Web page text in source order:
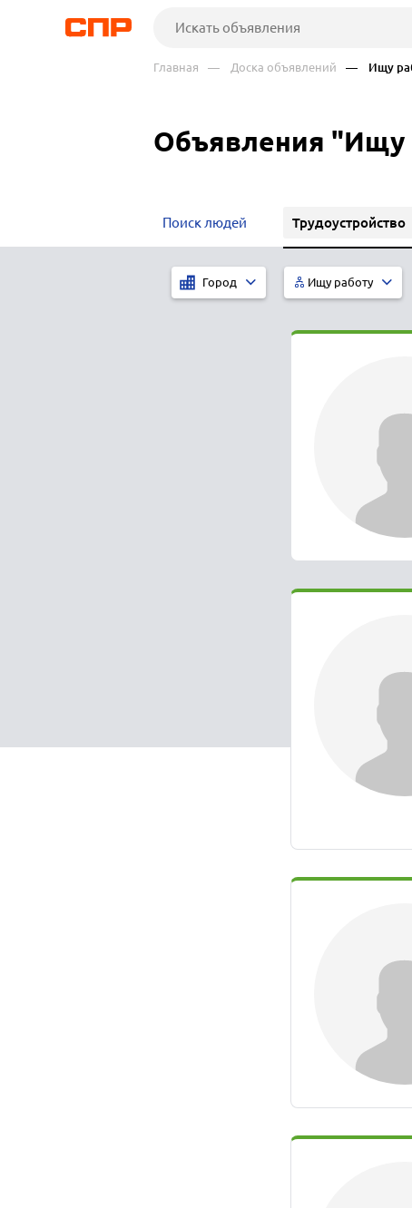
Главная — Доска объявлений — Ищу
Объявления "Ищу
Поиск людей Трудоустройство
Город Ищу работу